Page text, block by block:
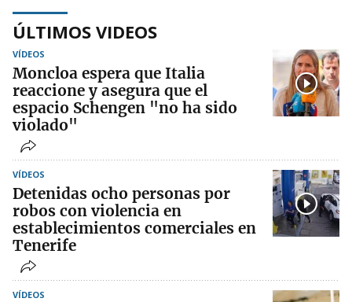
ÚLTIMOS VIDEOS
VÍDEOS
Moncloa espera que Italia
reaccione y asegura que el
espacio Schengen "no ha sido
violado"
VÍDEOS
Detenidas ocho personas por
robos con violencia en
establecimientos comerciales en
Tenerife
VÍDEOS